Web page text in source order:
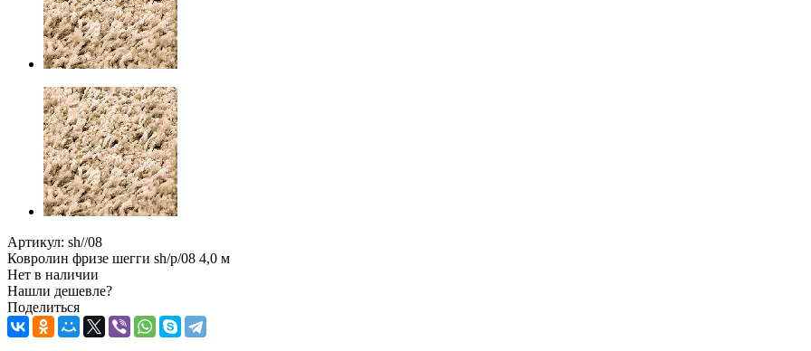
Артикул: sh//08
Ковролин фризе шегги sh/p/08 4,0 м
Нет в наличии
Нашли дешевле?
Поделиться